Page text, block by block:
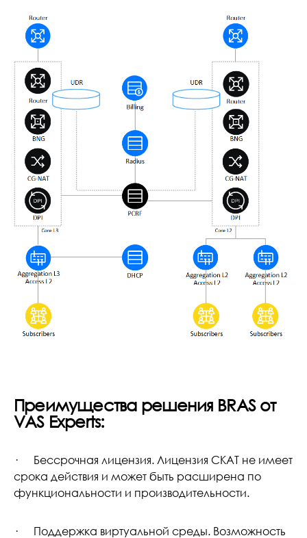
Преимущества решения BRAS от
VAS Experts:
· Бессрочная лицензия. Лицензия СКАТ не имеет
срока действия и может быть расширена по
функциональности и производительности.
· Поддержка виртуальной среды. Возможность